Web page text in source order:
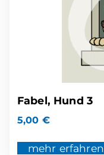
Fabel, Hund 3
5,00 €
mehr erfahren